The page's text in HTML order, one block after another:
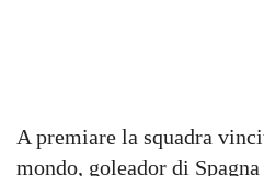
A premiare la squadra
mondo, goleador di Spagna